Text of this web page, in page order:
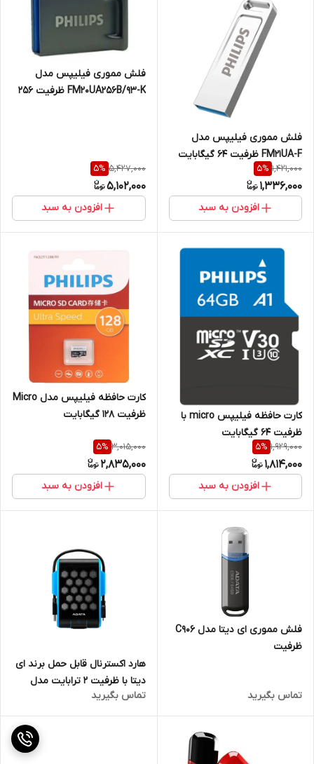
فلش مموری فیلیپس مدل
FM21UA-F ظرفیت 64 گیگابایت
1,421,000
5%
1,336,000
افزودن به سبد
فلش مموری فیلیپس مدل
FM20UA256B/93-K ظرفیت ۲۵۶
5,427,000
5%
5,102,000
افزودن به سبد
کارت حافظه فیلیپس micro با
ظرفیت 64 گیگابایت
1,929,000
5%
1,814,000
افزودن به سبد
کارت حافظه فیلیپس مدل Micro
ظرفیت 128 گیگابایت
3,015,000
5%
2,835,000
افزودن به سبد
فلش مموری ای دیتا مدل C906
ظرفیت
تماس بگیرید
هارد اکسترنال قابل حمل برند ای
دیتا با ظرفیت 2 ترابایت مدل
HD720
تماس بگیرید